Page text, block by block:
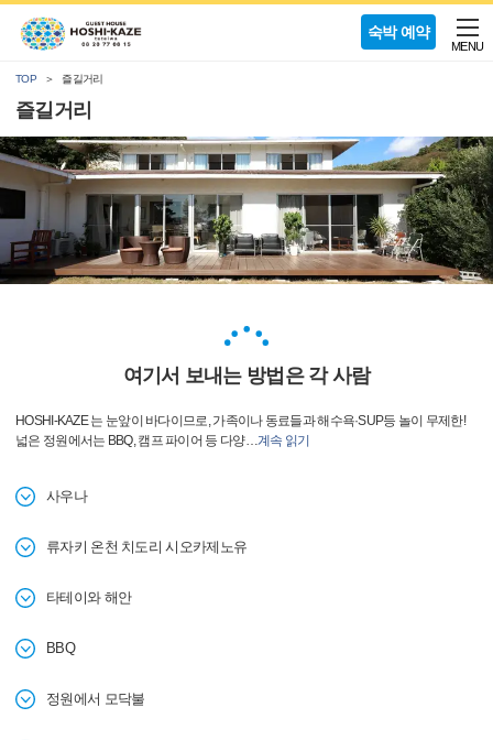
숙박 예약
MENU
TOP 즐길거리
즐길거리
여기서 보내는 방법은 각 사람
HOSHI-KAZE 는 눈앞이 바다이므로, 가족이나 동료들과 해수욕·SUP등 놀이 무제한!
넓은 정원에서는 BBQ, 캠프 파이어 등 다양…계속 읽기
사우나
류자키 온천 치도리 시오카제노유
타테이와 해안
BBQ
정원에서 모닥불